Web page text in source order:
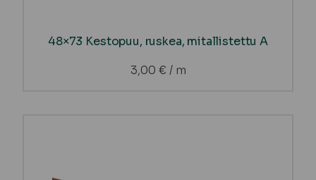
48×73 Kestopuu, ruskea, mitallistettu A
3,00 € / m